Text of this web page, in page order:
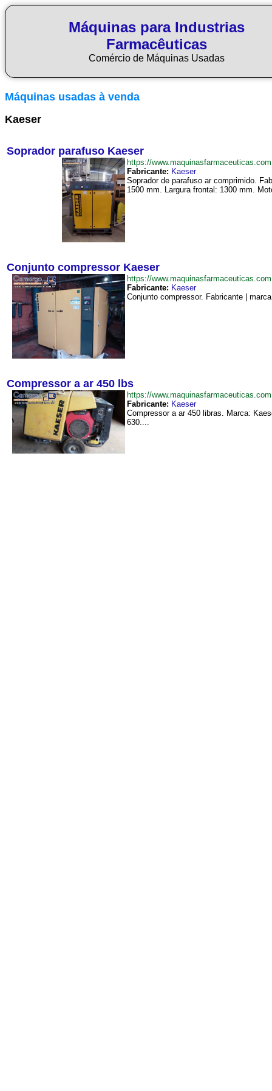
Máquinas para Industrias
Farmacêuticas
Comércio de Máquinas Usadas
Máquinas usadas à venda
Kaeser
Soprador parafuso Kaeser
https://
Fabricante: Kaeser
Soprador de parafuso ar comprimido.
1500 mm. Largura frontal: 1300 mm.
Conjunto compressor Kaeser
https://
Fabricante: Kaeser
Conjunto compressor. Fabricante |
Compressor a ar 450 lbs
https://
Fabricante: Kaeser
Compressor a ar 450 libras. Marca:
630....